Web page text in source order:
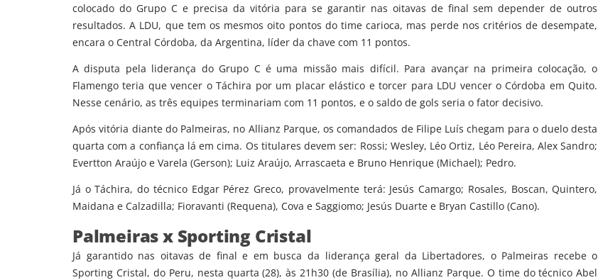
colocado do Grupo C e precisa da vitória para se garantir nas oitavas de final sem depender de outros
resultados. A LDU, que tem os mesmos oito pontos do time carioca, mas perde nos critérios de desempate,
encara o Central Córdoba, da Argentina, líder da chave com 11 pontos.
A disputa pela liderança do Grupo C é uma missão mais difícil. Para avançar na primeira colocação, o
Flamengo teria que vencer o Táchira por um placar elástico e torcer para LDU vencer o Córdoba em Quito.
Nesse cenário, as três equipes terminariam com 11 pontos, e o saldo de gols seria o fator decisivo.
Após vitória diante do Palmeiras, no Allianz Parque, os comandados de Filipe Luís chegam para o duelo desta
quarta com a confiança lá em cima. Os titulares devem ser: Rossi; Wesley, Léo Ortiz, Léo Pereira, Alex Sandro;
Evertton Araújo e Varela (Gerson); Luiz Araújo, Arrascaeta e Bruno Henrique (Michael); Pedro.
Já o Táchira, do técnico Edgar Pérez Greco, provavelmente terá: Jesús Camargo; Rosales, Boscan, Quintero,
Maidana e Calzadilla; Fioravanti (Requena), Cova e Saggiomo; Jesús Duarte e Bryan Castillo (Cano).
Palmeiras x Sporting Cristal
Já garantido nas oitavas de final e em busca da liderança geral da Libertadores, o Palmeiras recebe o
Sporting Cristal, do Peru, nesta quarta (28), às 21h30 (de Brasília), no Allianz Parque. O time do técnico Abel